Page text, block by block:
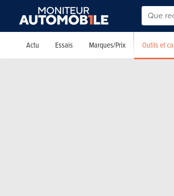
Actu Essais Marques/Prix Outils et